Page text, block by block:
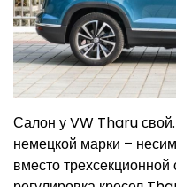
Салон у VW Tharu
немецкой марки –
вместо